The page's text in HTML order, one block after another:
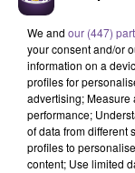
We and our (447)
your consent and/or
information on a
profiles for
advertising; Measure
performance;
of data from different
profiles to
content; Use limited